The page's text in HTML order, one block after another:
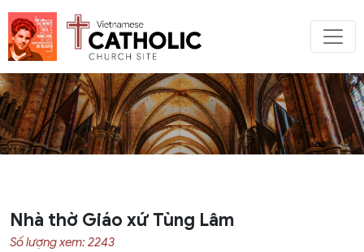
Nhà thờ Giáo xứ Tùng Lâm
Số lượng xem: 2243